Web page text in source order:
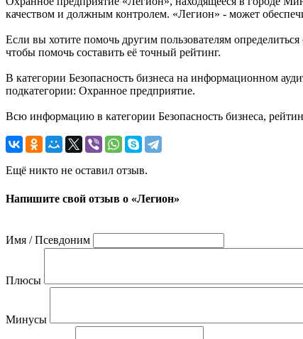
качеством и должным контролем. «Легион» - может
Если вы хотите помочь другим пользователям
чтобы помочь составить её точный рейтинг.
В категории Безопасность бизнеса на информационном
подкатегории: Охранное предприятие.
Всю информацию в категории Безопасность бизнеса,
Ещё никто не оставил отзыв.
Напишите свой отзыв о «Легион»
Имя / Псевдоним
Плюсы
Минусы